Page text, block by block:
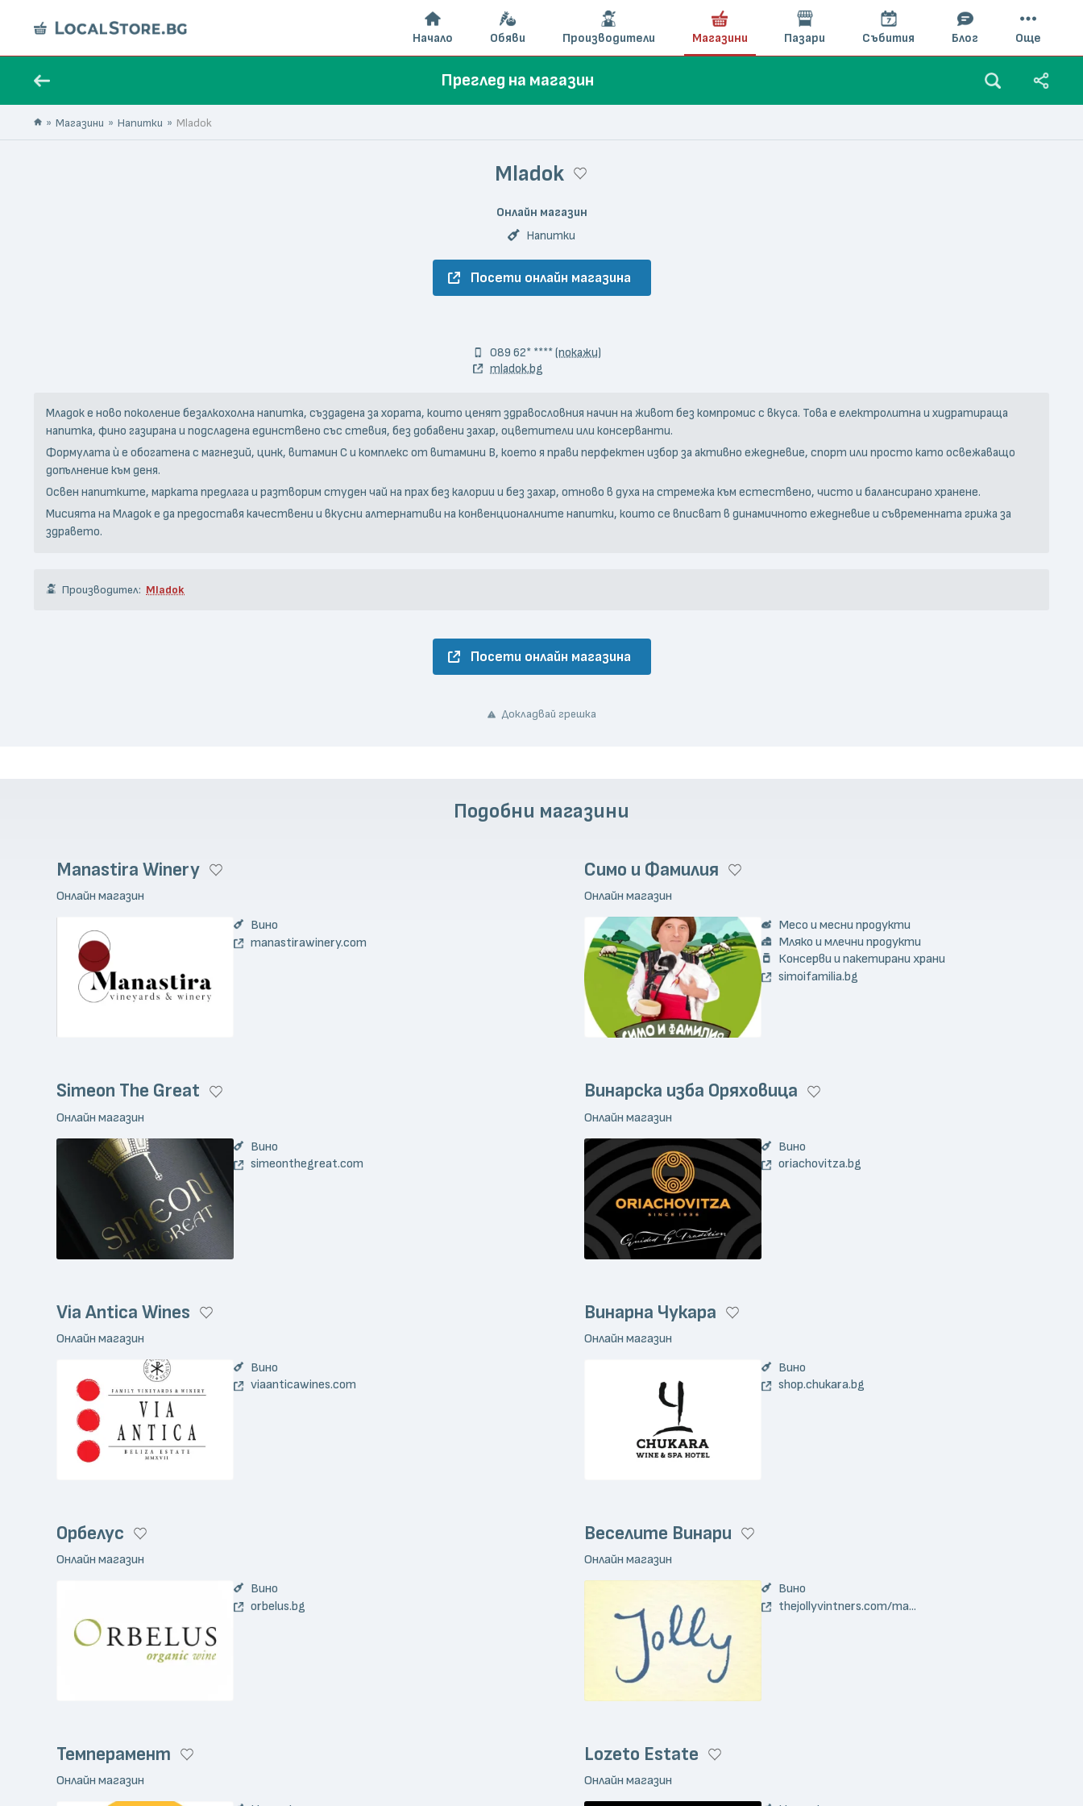
Преглед на магазин
Магазини Напитки Mladok
Mladok
Онлайн магазин
Напитки
Посети онлайн магазина
089 62* ****(покажи)
mladok.bg
Младок е ново поколение безалкохолна напитка, създадена за хората, които ценят здравословния начин на живот без компромис с вкуса. Това е електролитна и хидратираща
напитка, фино газирана и подсладена единствено със стевия, без добавени захар, оцветители или консерванти.
Формулата ѝ е обогатена с магнезий, цинк, витамин C и комплекс от витамини B, което я прави перфектен избор за активно ежедневие, спорт или просто като освежаващо
допълнение към деня.
Освен напитките, марката предлага и разтворим студен чай на прах без калории и без захар, отново в духа на стремежа към естествено, чисто и балансирано хранене.
Мисията на Младок е да предоставя качествени и вкусни алтернативи на конвенционалните напитки, които се вписват в динамичното ежедневие и съвременната грижа за
здравето.
Производител: Mladok
Посети онлайн магазина
Докладвай грешка
Подобни магазини
Manastira Winery
Онлайн магазин
Вино
manastirawinery.com
Симо и Фамилия
Онлайн магазин
Месо и месни продукти
Мляко и млечни продукти
Консерви и пакетирани храни
simoifamilia.bg
Simeon The Great
Онлайн магазин
Вино
simeonthegreat.com
Винарска изба Оряховица
Онлайн магазин
Вино
oriachovitza.bg
Via Antica Wines
Онлайн магазин
Вино
viaanticawines.com
Винарна Чукара
Онлайн магазин
Вино
shop.chukara.bg
Орбелус
Онлайн магазин
Вино
orbelus.bg
Веселите Винари
Онлайн магазин
Вино
thejollyvintners.com/ma...
Темперамент
Онлайн магазин
Lozeto Estate
Онлайн магазин
Начало Обяви Производители Магазини Пазари Събития Блог Още